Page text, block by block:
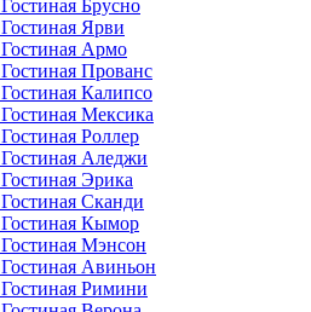
Гостиная Брусно
Гостиная Ярви
Гостиная Армо
Гостиная Прованс
Гостиная Калипсо
Гостиная Мексика
Гостиная Роллер
Гостиная Аледжи
Гостиная Эрика
Гостиная Сканди
Гостиная Кымор
Гостиная Мэнсон
Гостиная Авиньон
Гостиная Римини